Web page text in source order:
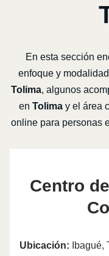
En esta sección
enfoque y
Tolima, algunos
en Tolima y el área
online para personas
Centro
Ubicación: Ibagué,